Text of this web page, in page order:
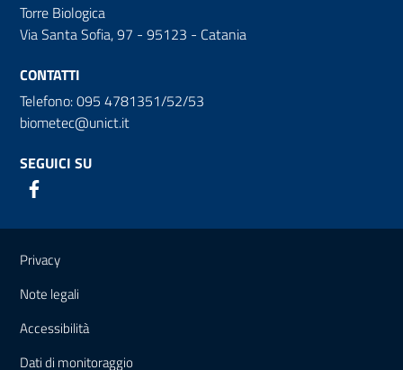
Torre Biologica
Via Santa Sofia, 97 - 95123 - Catania
CONTATTI
Telefono: 095 4781351/52/53
biometec@unict.it
SEGUICI SU
Link e informazioni utili
Privacy
Note legali
Accessibilità
Dati di monitoraggio